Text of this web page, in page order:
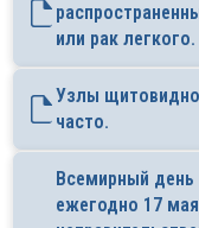
или рак легкого.
Узлы
часто.
Всемирный день
ежегодно 17